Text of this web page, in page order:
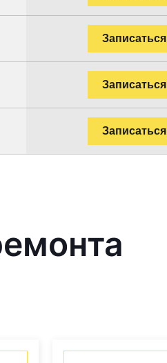
Записаться
Записаться
Записаться